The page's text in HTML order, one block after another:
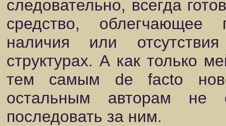
следовательно, всегда
средство, облегчающее
наличия или
структурах. А как только
тем самым de facto
остальным авторам не
последовать за ним.